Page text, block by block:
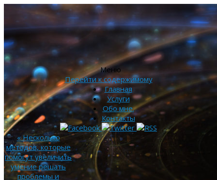
Меню
Перейти к содержимому
Главная
Услуги
Обо мне.
Контакты
«Несколько
методов, которые
помогут увеличить
умение решать
проблемы и